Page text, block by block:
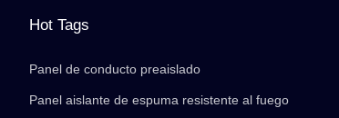
Hot Tags
Panel de conducto preaislado
Panel aislante de espuma resistente al fuego